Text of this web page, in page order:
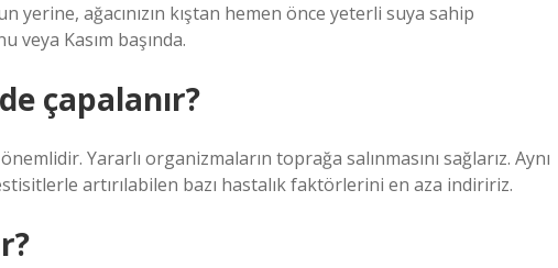
ağacınızın kıştan hemen önce yeterli suya sahip
Kasım başında.
çapalanır?
Yararlı organizmaların toprağa salınmasını sağlarız. Aynı
artırılabilen bazı hastalık faktörlerini en aza indiririz.